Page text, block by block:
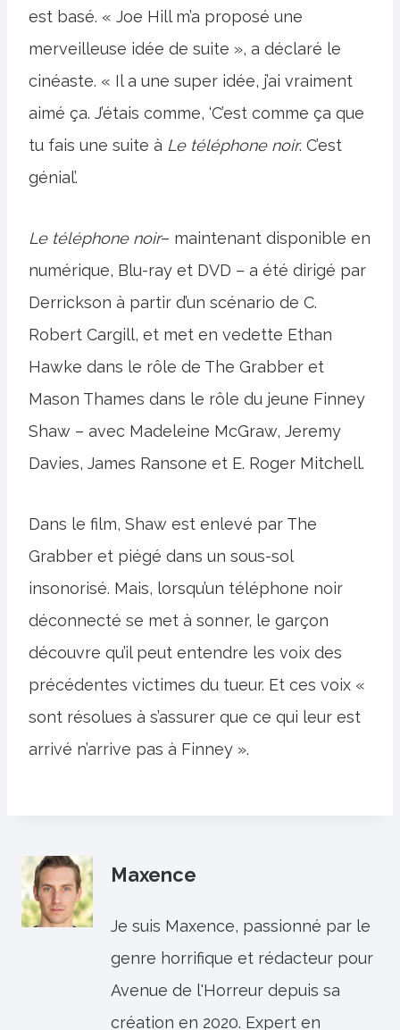
est basé. « Joe Hill m’a proposé une
merveilleuse idée de suite », a déclaré le
cinéaste. « Il a une super idée, j’ai vraiment
aimé ça. J’étais comme, ‘C’est comme ça que
tu fais une suite à Le téléphone noir. C’est
génial’.
Le téléphone noir– maintenant disponible en
numérique, Blu-ray et DVD – a été dirigé par
Derrickson à partir d’un scénario de C.
Robert Cargill, et met en vedette Ethan
Hawke dans le rôle de The Grabber et
Mason Thames dans le rôle du jeune Finney
Shaw – avec Madeleine McGraw, Jeremy
Davies, James Ransone et E. Roger Mitchell.
Dans le film, Shaw est enlevé par The
Grabber et piégé dans un sous-sol
insonorisé. Mais, lorsqu’un téléphone noir
déconnecté se met à sonner, le garçon
découvre qu’il peut entendre les voix des
précédentes victimes du tueur. Et ces voix «
sont résolues à s’assurer que ce qui leur est
arrivé n’arrive pas à Finney ».
Maxence
Je suis Maxence, passionné par le
genre horrifique et rédacteur pour
Avenue de l'Horreur depuis sa
création en 2020. Expert en